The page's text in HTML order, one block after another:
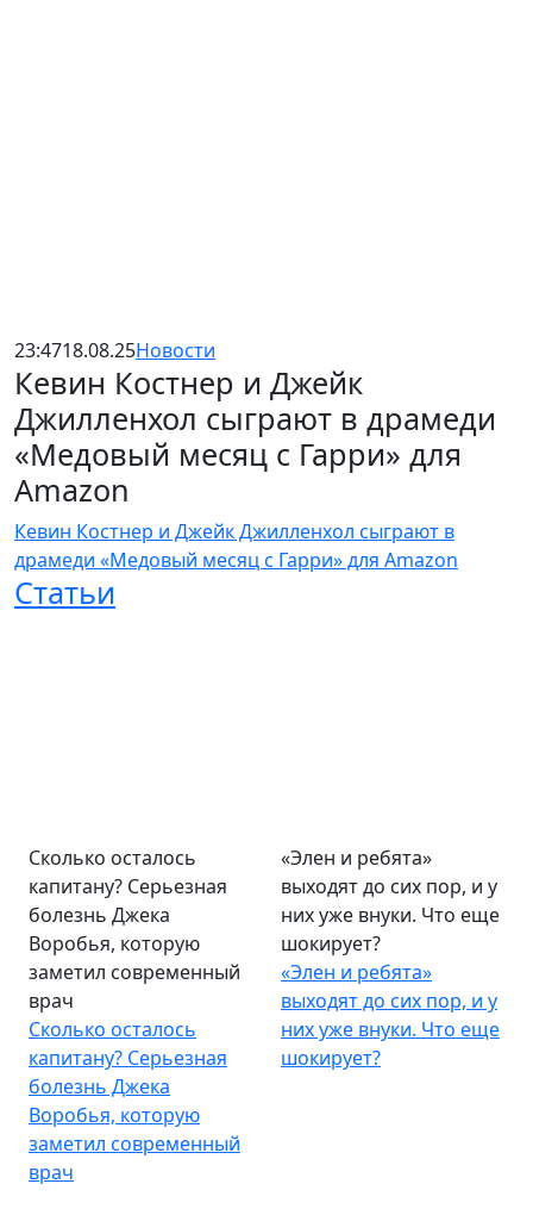
23:4718.08.25Новости
Кевин Костнер и Джейк
Джилленхол сыграют в драмеди
«Медовый месяц с Гарри» для
Amazon
Кевин Костнер и Джейк Джилленхол сыграют в
драмеди «Медовый месяц с Гарри» для Amazon
Статьи
Сколько осталось
капитану? Серьезная
болезнь Джека
Воробья, которую
заметил современный
врач
Сколько осталось
капитану? Серьезная
болезнь Джека
Воробья, которую
заметил современный
врач
«Элен и ребята»
выходят до сих пор, и у
них уже внуки. Что еще
шокирует?
«Элен и ребята»
выходят до сих пор, и у
них уже внуки. Что еще
шокирует?